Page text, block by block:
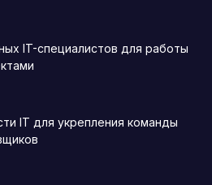
IT-специалистов для работы
IT для укрепления команды